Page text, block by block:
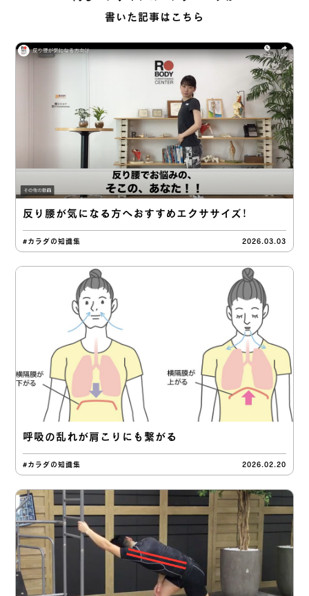
書いた記事はこちら
反り腰が気になる方へおすすめエクササイズ！
#カラダの知識集 2026.03.03
呼吸の乱れが肩こりにも繋がる
#カラダの知識集 2026.02.20